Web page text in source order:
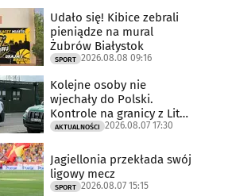
Udało się! Kibice zebrali
pieniądze na mural
Żubrów Białystok
SPORT 2026.08.08 09:16
Kolejne osoby nie
wjechały do Polski.
Kontrole na granicy z Litwą
trwają
AKTUALNOŚCI 2026.08.07 17:30
Jagiellonia przekłada swój
ligowy mecz
SPORT 2026.08.07 15:15